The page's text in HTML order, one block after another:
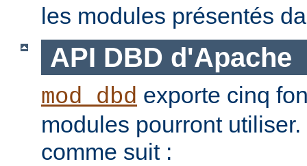
les modules présentés
API DBD d'Apache
mod_dbd exporte cinq
modules pourront
comme suit :